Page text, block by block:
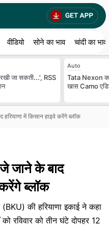
वीडियो सोने का भाव चांदी का भाव
रखी जा सकती...', RSS
Auto
Tata Nexon
खास Camo
में किसान हाइवे करेंगे ब्लॉक
जाने के बाद
ब्लॉक
की हरियाणा इकाई ने कहा
रविवार को तीन घंटे दोपहर 12